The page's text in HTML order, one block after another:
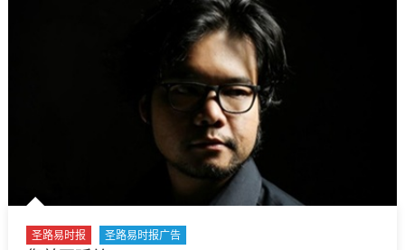
圣路易时报 圣路易时报广告